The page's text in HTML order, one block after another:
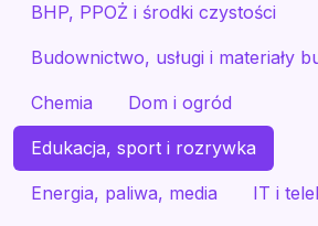
BHP, PPOŻ i środki czystości
Budownictwo, usługi i materiały
Chemia Dom i ogród
Edukacja, sport i rozrywka
Energia, paliwa, media IT i